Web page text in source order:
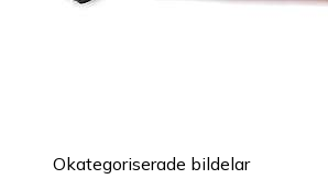
Okategoriserade bildelar